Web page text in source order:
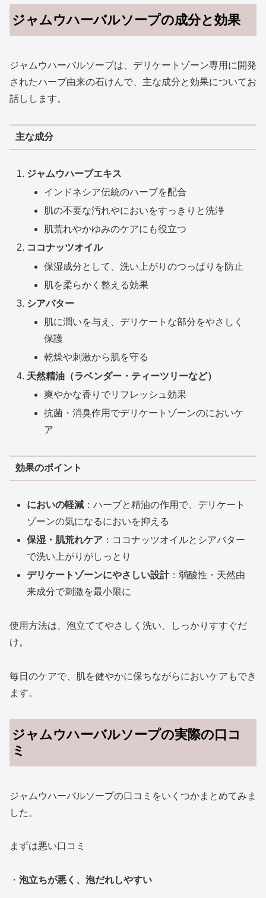
ジャムウハーバルソープの成分と効果
ジャムウハーバルソープは、デリケートゾーン専用に開発
されたハーブ由来の石けんで、主な成分と効果についてお
話しします。
主な成分
ジャムウハーブエキス
インドネシア伝統のハーブを配合
肌の不要な汚れやにおいをすっきりと洗浄
肌荒れやかゆみのケアにも役立つ
ココナッツオイル
保湿成分として、洗い上がりのつっぱりを防止
肌を柔らかく整える効果
シアバター
肌に潤いを与え、デリケートな部分をやさしく
保護
乾燥や刺激から肌を守る
天然精油（ラベンダー・ティーツリーなど）
爽やかな香りでリフレッシュ効果
抗菌・消臭作用でデリケートゾーンのにおいケ
ア
効果のポイント
においの軽減 ：ハーブと精油の作用で、デリケート
ゾーンの気になるにおいを抑える
保湿・肌荒れケア ：ココナッツオイルとシアバター
で洗い上がりがしっとり
デリケートゾーンにやさしい設計：弱酸性・天然由
来成分で刺激を最小限に
使用方法は、泡立ててやさしく洗い、しっかりすすぐだ
け。
毎日のケアで、肌を健やかに保ちながらにおいケアもでき
ます。
ジャムウハーバルソープの実際の口コ
ミ
ジャムウハーバルソープの口コミをいくつかまとめてみま
した。
まずは悪い口コミ
・ 泡立ちが悪く、泡だれしやすい